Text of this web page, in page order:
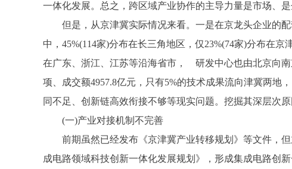
一体化发展。总之，跨区域产业协作的主导力量是市场、是
但是，从京津冀实际情况来看。一是在京龙头企业的配
中，45%(114家)分布在长三角地区，仅23%(74家)分布在
在广东、浙江、江苏等沿海省市， 研发中心也由北京向
项、成交额4957.8亿元，只有5%的技术成果流向津冀两地
同不足、创新链高效衔接不够等现实问题。挖掘其深层次原
(一)产业对接机制不完善
前期虽然已经发布《京津冀产业转移规划》等文件，但
成电路领域科技创新一体化发展规划》，形成集成电路创